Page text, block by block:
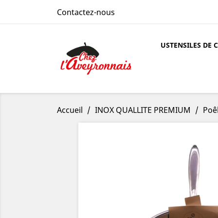
Contactez-nous
USTENSILES DE
Accueil INOX QUALLITE PREMIUM